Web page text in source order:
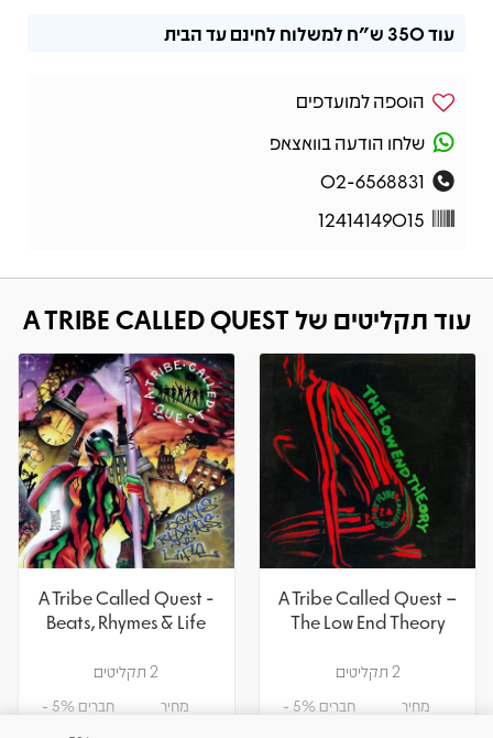
עוד350 ש"ח למשלוח לחינם עד הבית
הוספה למועדפים
שלחו הודעה בוואצאפ
02-6568831
12414149015
עוד תקליטים של A TRIBE CALLED QUEST
A Tribe Called Quest –
The Low End Theory
2 תקליטים
מחיר חברים 5% -
A Tribe Called Quest -
Beats, Rhymes & Life
2 תקליטים
מחיר חברים 5% -